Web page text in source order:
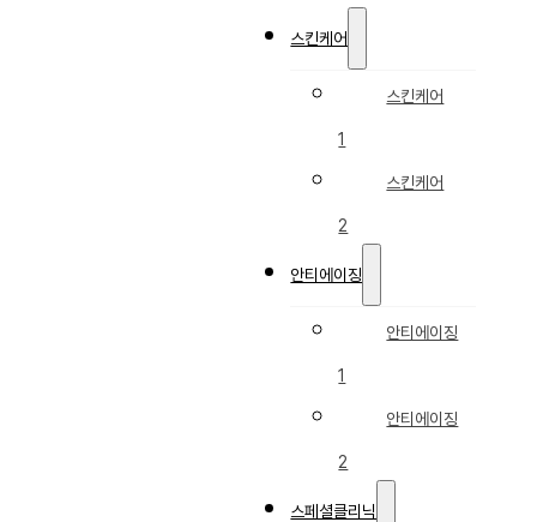
스킨케어
스킨케어
1
스킨케어
2
안티에이징
안티에이징
1
안티에이징
2
스페셜클리닉